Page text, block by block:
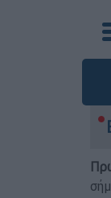
μέτρα